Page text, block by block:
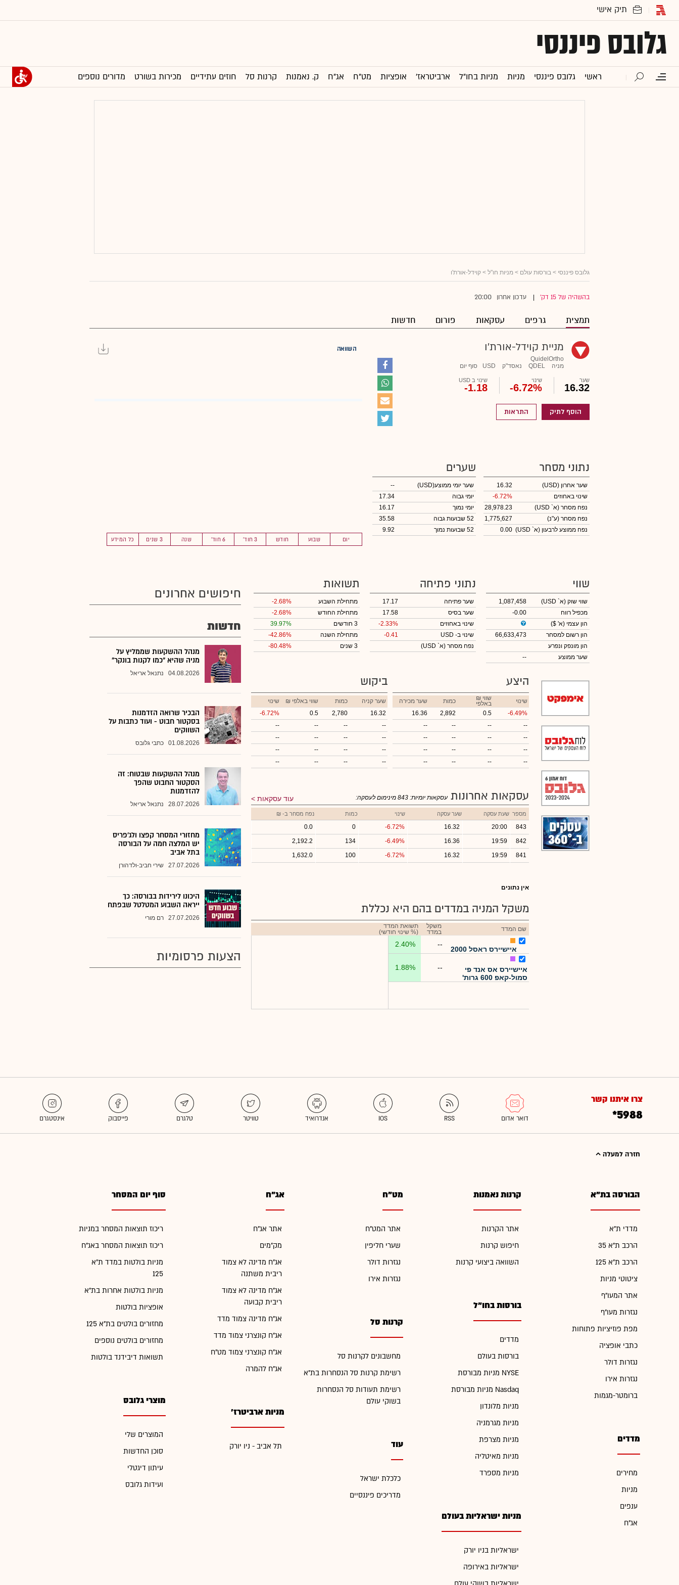
גלובס פיננסי
ראשי גלובס פיננסי מניות מניות בחו"ל ארביטראז' אופציות מט"ח אג"ח ק. נאמנות קרנות סל חוזים עתידיים מכירות בשורט מדורים נוספים
גלובס פיננסי > בורסות עולם > מניות חו"ל > קוידל-אורת'ו
בהשהיה של 15 דק' עדכון אחרון 20:00
תמצית גרפים עסקאות פורום חדשות
מניית קוידל-אורת'ו
QuidelOrtho
מניה
QDEL נאסד"ק USD סוף יום
שער
16.32
שינוי
-6.72%
שינוי ב USD
-1.18
הוסף לתיק התראות
השוואה
יום שבוע חודש 3 חוד' 6 חוד' שנה 3 שנים כל המידע
נתוני מסחר
שער אחרון (USD)
16.32
שינוי באחוזים
-6.72%
נפח מסחר (א` USD)
28,978.23
נפח מסחר (ע"נ)
1,775,627
נפח ממוצע לרבעון (א` USD)
0.00
שערים
שער יומי ממוצע(USD)
--
יומי גבוה
17.34
יומי נמוך
16.17
52 שבועות גבוה
35.58
52 שבועות נמוך
9.92
שווי
שווי שוק (א` USD)
1,087,458
מכפיל רווח
-0.00
הון עצמי (א' $)
הון רשום למסחר
66,633,473
הון מונפק ונפרע
שער ממוצע
--
נתוני פתיחה
שער פתיחה
17.17
שער בסיס
17.58
שינוי באחוזים
-2.33%
שינוי ב- USD
-0.41
נפח מסחר (א` USD)
תשואות
מתחילת השבוע
-2.68%
מתחילת החודש
-2.68%
3 חודשים
39.97%
מתחילת השנה
-42.86%
3 שנים
-80.48%
היצע
שינוי ₪ שווי
באלפי כמות
שער מכירה
-6.49%
0.5
2,892
16.36
--
--
--
--
--
--
--
--
--
--
--
--
--
--
--
--
ביקוש
שער קניה כמות ₪ שווי באלפי
שינוי
16.32
2,780
0.5
-6.72%
--
--
--
--
--
--
--
--
--
--
--
--
--
--
--
--
עסקאות אחרונות עוד עסקאות עסקאות יומיות: 843 מינימום לעסקה:
מספר שעת עסקה שער עסקה שינוי כמות נפח מסחר ב- ₪
843
20:00
16.32
-6.72%
0
0.0
842
19:59
16.36
-6.49%
134
2,192.2
841
19:59
16.32
-6.72%
100
1,632.0
אין נתונים
משקל המניה במדדים בהם היא נכללת
שם המדד
משקל
במדד
תשואת המדד
(% שינוי חודשי)
איישיירס ראסל 2000
--
2.40%
איישיירס אס אנד פי
סמול-קאפ 600 גרות'
--
1.88%
חיפושים אחרונים
חדשות
מנהל ההשקעות שממליץ על
מניה שהיא "כמו לקנות בונקר"
04.08.2026 נתנאל אריאל
הבכיר שרואה הזדמנות
בסקטור חבוט - ועוד כתבות על
השווקים
01.08.2026 כתבי גלובס
מנהל ההשקעות שבטוח: זה
הסקטור החבוט שהפך
להזדמנות
28.07.2026 נתנאל אריאל
מחזורי המסחר קפצו ולג'פריס
יש המלצה חמה על הבורסה
בתל אביב
27.07.2026 שירי חביב-ולדהורן
היכונו לירידות בבורסה: כך
ייראה השבוע המטלטל שבפתח
27.07.2026 רם מורי
הצעות פרסומיות
צרו איתנו קשר
*5988
חזרה למעלה
הבורסה בת"א
מדדי ת"א
הרכב ת"א 35
הרכב ת"א 125
ציטוטי מניות
אתר המעו"ף
נגזרות מעו"ף
מפת פוזיציות פתוחות
כתבי אופציה
נגזרות דולר
נגזרות אירו
ברומטר-מגמות
מדדים
מחירים
מניות
ענפים
אג"ח
קרנות נאמנות
אתר הקרנות
חיפוש קרנות
השוואה ביצועי קרנות
בורסות בחו"ל
מדדים
בורסות בעולם
מניות מבורסת NYSE
מניות מבורסת Nasdaq
מניות מלונדון
מניות מגרמניה
מניות מצרפת
מניות מאיטליה
מניות מספרד
מניות ישראליות בעולם
ישראליות בניו יורק
ישראליות באירופה
מט"ח
אתר המט"ח
שערי חליפין
נגזרות דולר
נגזרות אירו
קרנות סל
מחשבונים לקרנות סל
רשימת קרנות סל הנסחרות בת"א
רשימת תעודות סל הנסחרות
בשוקי עולם
עוד
כלכלת ישראל
מדריכים פיננסיים
אג"ח
אתר אג"ח
מק"מים
אג"ח מדינה לא צמוד
ריבית משתנה
אג"ח מדינה לא צמוד
ריבית קבועה
אג"ח מדינה צמוד מדד
אג"ח קונצרני צמוד מדד
אג"ח קונצרני צמוד מט"ח
אג"ח להמרה
מניות ארביטרז'
תל אביב - ניו יורק
סוף יום המסחר
ריכוז תוצאות המסחר במניות
ריכוז תוצאות המסחר באג"ח
מניות בולטות במדד ת"א
125
מניות בולטות אחרות בת"א
אופציות בולטות
מחזורים בולטים בת"א 125
מחזורים בולטים נוספים
תשואות דיבידנד בולטות
מוצרי גלובס
המוצרים שלי
סוכן החדשות
עיתון דיגטלי
ועידות גלובס